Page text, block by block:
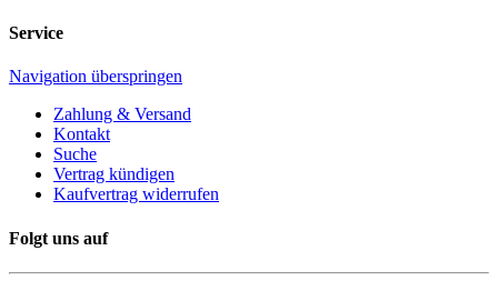
Service
Navigation überspringen
Zahlung & Versand
Kontakt
Suche
Vertrag kündigen
Kaufvertrag widerrufen
Folgt uns auf